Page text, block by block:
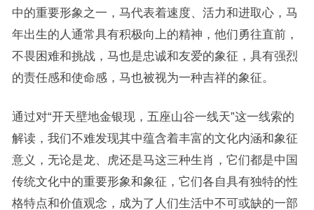
中的重要形象之一，马代表着速度、活力和进取心，马
年出生的人通常具有积极向上的精神，他们勇往直前，
不畏困难和挑战，马也是忠诚和友爱的象征，具有强烈
的责任感和使命感，马也被视为一种吉祥的象征。
通过对“开天壁地金银现，五座山谷一线天”这一线索的
解读，我们不难发现其中蕴含着丰富的文化内涵和象征
意义，无论是龙、虎还是马这三种生肖，它们都是中国
传统文化中的重要形象和象征，它们各自具有独特的性
格特点和价值观念，成为了人们生活中不可或缺的一部